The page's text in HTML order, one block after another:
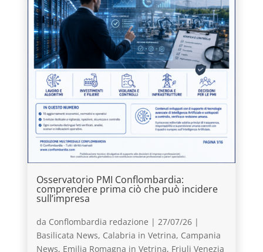
Osservatorio PMI Conflombardia:
comprendere prima ciò che può incidere
sull’impresa
da Conflombardia redazione | 27/07/26|
Basilicata News, Calabria in Vetrina, Campania
News, Emilia Romagna in Vetrina, Friuli Venezia